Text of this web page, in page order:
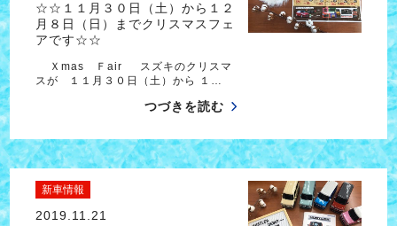
☆☆１１月３０日（土）から１２
月８日（日）までクリスマスフェ
アです☆☆
Ｘmas Ｆair スズキのクリスマ
スが １１月３０日（土）から １…
つづきを読む
新車情報
2019.11.21